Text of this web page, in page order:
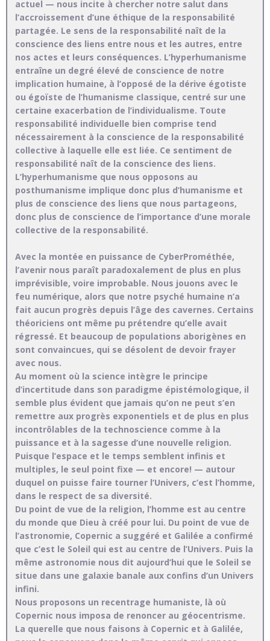
actuel — nous incite à chercher notre salut dans
l’accroissement d’une éthique de la responsabilité
partagée. Le sens de la responsabilité naît de la
conscience des liens entre nous et les autres, entre
nos actes et leurs conséquences. L’hyperhumanisme
entraîne un degré élevé de conscience de notre
implication humaine, à l’opposé de la dérive égotiste
ou égoïste de l’humanisme classique, centré sur une
certaine exacerbation de l’individualisme. Toute
responsabilité individuelle bien comprise tend
nécessairement à la conscience de la responsabilité
collective à laquelle elle est liée. Ce sentiment de
responsabilité naît de la conscience des liens.
L’hyperhumanisme que nous opposons au
posthumanisme implique donc plus d’humanisme et
plus de conscience des liens que nous partageons,
donc plus de conscience de l’importance d’une morale
collective de la responsabilité.
Avec la montée en puissance de CyberProméthée,
l’avenir nous paraît paradoxalement de plus en plus
imprévisible, voire improbable. Nous jouons avec le
feu numérique, alors que notre psyché humaine n’a
fait aucun progrès depuis l’âge des cavernes. Certains
théoriciens ont même pu prétendre qu’elle avait
régressé. Et beaucoup de populations aborigènes en
sont convaincues, qui se désolent de devoir frayer
avec nous.
Au moment où la science intègre le principe
d’incertitude dans son paradigme épistémologique, il
semble plus évident que jamais qu’on ne peut s’en
remettre aux progrès exponentiels et de plus en plus
incontrôlables de la technoscience comme à la
puissance et à la sagesse d’une nouvelle religion.
Puisque l’espace et le temps semblent infinis et
multiples, le seul point fixe — et encore! — autour
duquel on puisse faire tourner l’Univers, c’est l’homme,
dans le respect de sa diversité.
Du point de vue de la religion, l’homme est au centre
du monde que Dieu à créé pour lui. Du point de vue de
l’astronomie, Copernic a suggéré et Galilée a confirmé
que c’est le Soleil qui est au centre de l’Univers. Puis la
même astronomie nous dit aujourd’hui que le Soleil se
situe dans une galaxie banale aux confins d’un Univers
infini.
Nous proposons un recentrage humaniste, là où
Copernic nous imposa de renoncer au géocentrisme.
La querelle que nous faisons à Copernic et à Galilée,